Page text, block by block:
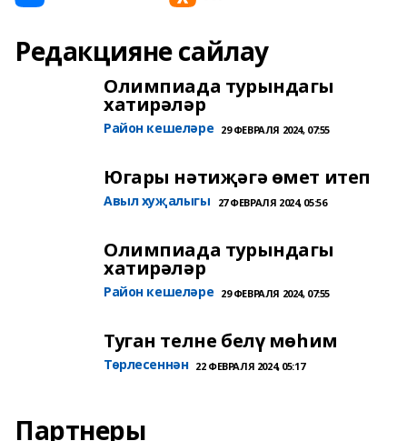
Редакцияне сайлау
Олимпиада турындагы
хатирәләр
Район кешеләре 29 ФЕВРАЛЯ 2024, 07:55
Югары нәтиҗәгә өмет итеп
Авыл хуҗалыгы 27 ФЕВРАЛЯ 2024, 05:56
Олимпиада турындагы
хатирәләр
Район кешеләре 29 ФЕВРАЛЯ 2024, 07:55
Туган телне белү мөһим
Төрлесеннән 22 ФЕВРАЛЯ 2024, 05:17
Партнеры